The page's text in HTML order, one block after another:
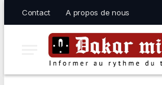
Contact A propos de nous